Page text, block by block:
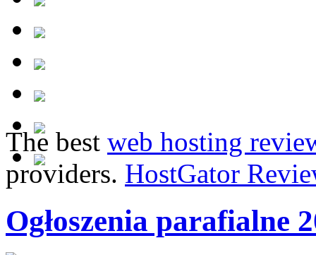
The best web hosting
providers. HostGator
Ogłoszenia parafialne